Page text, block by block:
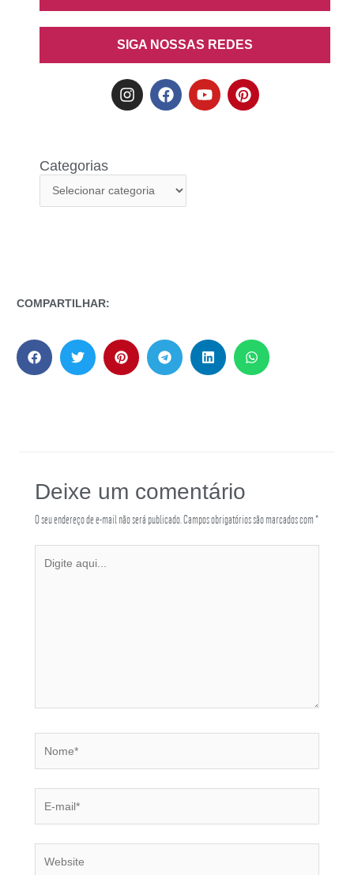
SIGA NOSSAS REDES
Categorias
COMPARTILHAR:
Deixe um comentário
O seu endereço de e-mail não será publicado.Campos obrigatórios são marcados com*